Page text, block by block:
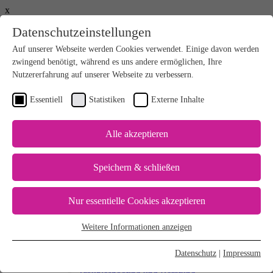
x
Willkommen| Logout
Global - English
North America
Kataloge
Kontakt
Faserstoffeinsatz optimieren
Dampfverbrauch reduzieren
Chemikalienverbrauch reduzieren
Stromverbrauch reduzieren
Sieb- und Filzstandzeiten verlängern
Produkte & Lösungen+
Datenschutzeinstellungen
Auf unserer Webseite werden Cookies verwendet. Einige davon werden
zwingend benötigt, während es uns andere ermöglichen, Ihre
Nutzererfahrung auf unserer Webseite zu verbessern.
Essentiell Statistiken Externe Inhalte
Alle akzeptieren
Speichern & schließen
Nur essentielle Cookies akzeptieren
Essentielle Cookies werden für grundlegende Funktionen der
Weitere Informationen anzeigen
Datenschutz Impressum